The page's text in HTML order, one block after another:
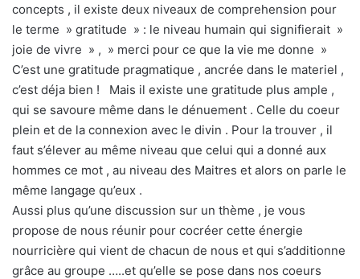
concepts , il existe deux niveaux de comprehension pour
le terme » gratitude » : le niveau humain qui signifierait »
joie de vivre » , » merci pour ce que la vie me donne »
C’est une gratitude pragmatique , ancrée dans le materiel ,
c’est déja bien ! Mais il existe une gratitude plus ample ,
qui se savoure même dans le dénuement . Celle du coeur
plein et de la connexion avec le divin . Pour la trouver , il
faut s’élever au même niveau que celui qui a donné aux
hommes ce mot , au niveau des Maitres et alors on parle le
même langage qu’eux .
Aussi plus qu’une discussion sur un thème , je vous
propose de nous réunir pour cocréer cette énergie
nourricière qui vient de chacun de nous et qui s’additionne
grâce au groupe …..et qu’elle se pose dans nos coeurs